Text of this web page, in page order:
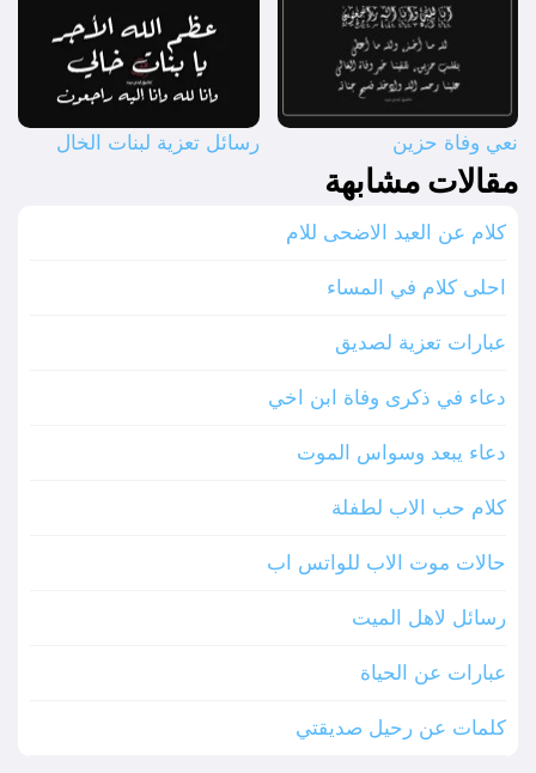
نعي وفاة حزين رسائل تعزية لبنات الخال
مقالات مشابهة
كلام عن العيد الاضحى للام
احلى كلام في المساء
عبارات تعزية لصديق
دعاء في ذكرى وفاة ابن اخي
دعاء يبعد وسواس الموت
كلام حب الاب لطفلة
حالات موت الاب للواتس اب
رسائل لاهل الميت
عبارات عن الحياة
كلمات عن رحيل صديقتي